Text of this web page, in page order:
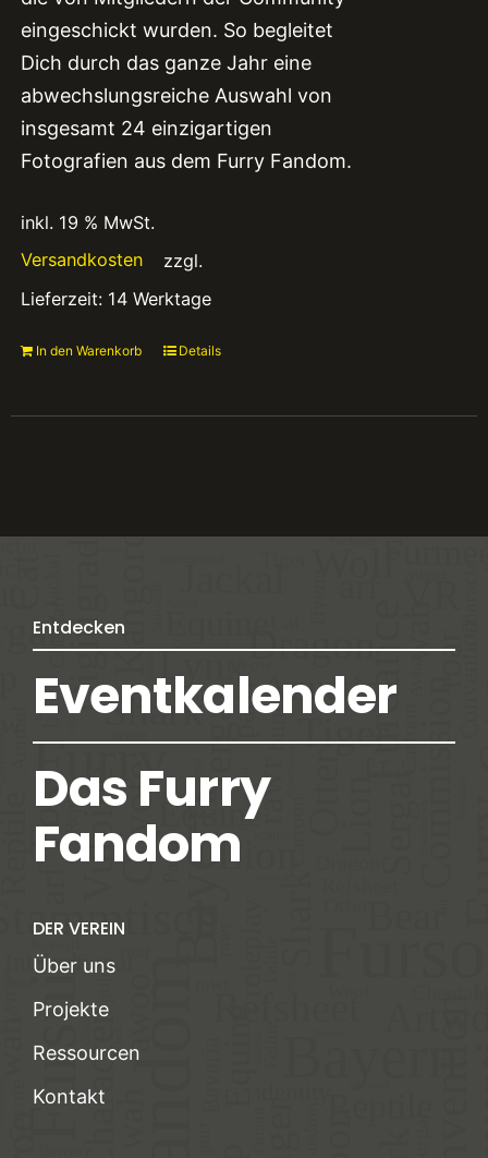
eingeschickt wurden. So begleitet
Dich durch das ganze Jahr eine
abwechslungsreiche Auswahl von
insgesamt 24 einzigartigen
Fotografien aus dem Furry Fandom.
inkl. 19 % MwSt.
zzgl.
Versandkosten
Lieferzeit: 14 Werktage
In den Warenkorb Details
Entdecken
Eventkalender
Das Furry
Fandom
DER VEREIN
Über uns
Projekte
Ressourcen
Kontakt